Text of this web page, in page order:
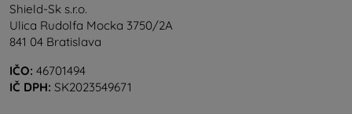
Shield-Sk s.r.o.
Ulica Rudolfa Mocka 3750/2A
841 04 Bratislava
IČO: 46701494
IČ DPH: SK2023549671